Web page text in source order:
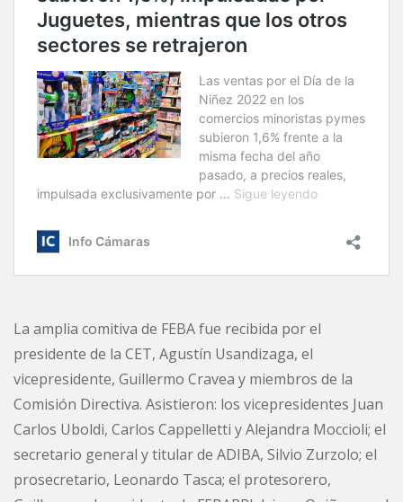
La amplia comitiva de FEBA fue recibida por el
presidente de la CET, Agustín Usandizaga, el
vicepresidente, Guillermo Cravea y miembros de la
Comisión Directiva. Asistieron: los vicepresidentes Juan
Carlos Uboldi, Carlos Cappelletti y Alejandra Moccioli; el
secretario general y titular de ADIBA, Silvio Zurzolo; el
prosecretario, Leonardo Tasca; el protesorero,